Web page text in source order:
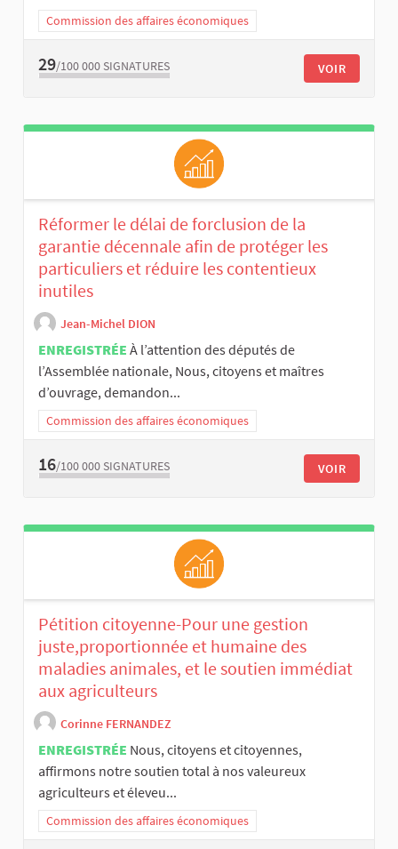
Commission des affaires économiques
29/100 000 SIGNATURES VOIR
Réformer le délai de forclusion de la
garantie décennale afin de protéger les
particuliers et réduire les contentieux
inutiles
Jean-Michel DION
ENREGISTRÉE À l’attention des députés de
l’Assemblée nationale, Nous, citoyens et maîtres
d’ouvrage, demandon...
Commission des affaires économiques
16/100 000 SIGNATURES VOIR
Pétition citoyenne-Pour une gestion
juste,proportionnée et humaine des
maladies animales, et le soutien immédiat
aux agriculteurs
Corinne FERNANDEZ
ENREGISTRÉE Nous, citoyens et citoyennes,
affirmons notre soutien total à nos valeureux
agriculteurs et éleveu...
Commission des affaires économiques